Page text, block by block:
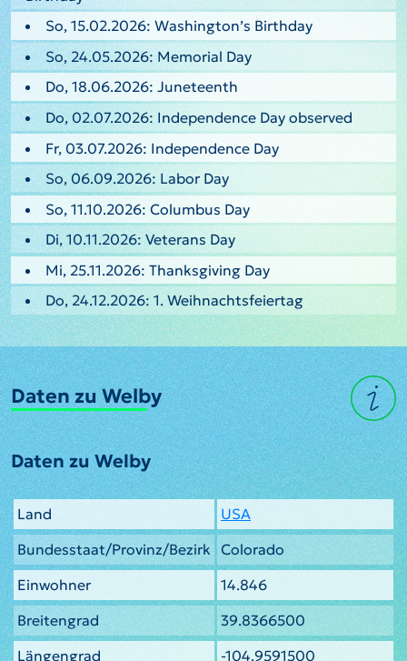
So, 15.02.2026: Washington’s Birthday
So, 24.05.2026: Memorial Day
Do, 18.06.2026: Juneteenth
Do, 02.07.2026: Independence Day observed
Fr, 03.07.2026: Independence Day
So, 06.09.2026: Labor Day
So, 11.10.2026: Columbus Day
Di, 10.11.2026: Veterans Day
Mi, 25.11.2026: Thanksgiving Day
Do, 24.12.2026: 1. Weihnachtsfeiertag
Daten zu Welby
Daten zu Welby
Land
USA
Bundesstaat/Provinz/Bezirk Colorado
Einwohner
14.846
Breitengrad
39.8366500
Längengrad
-104.9591500